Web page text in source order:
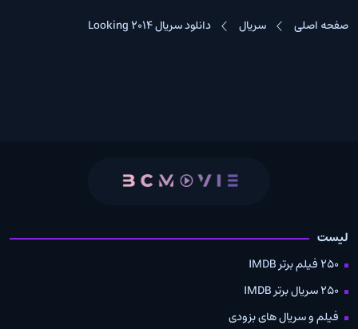
صفحه اصلی سریال دانلود سریال Looking 2014
لیست
250 فیلم برتر IMDB
250 سریال برتر IMDB
فیلم و سریال های بزودی